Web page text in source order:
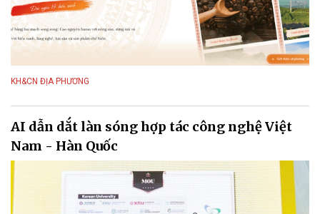
KH&CN ĐỊA PHƯƠNG
AI dẫn dắt làn sóng hợp tác công nghệ Việt
Nam - Hàn Quốc